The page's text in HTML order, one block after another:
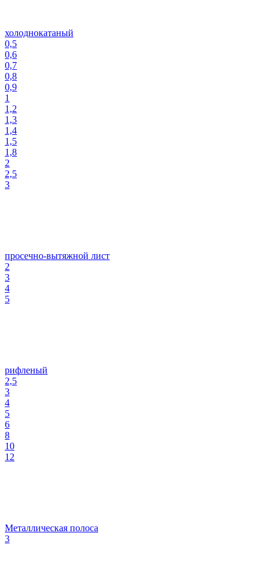
холоднокатаный
0,5
0,6
0,7
0,8
0,9
1
1,2
1,3
1,4
1,5
1,8
2
2,5
3
просечно-вытяжной лист
2
3
4
5
рифленый
2,5
3
4
5
6
8
10
12
Металлическая полоса
3